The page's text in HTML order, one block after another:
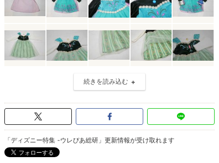
続きを読み込む
「ディズニー特集 -ウレぴあ総研」更新情報が受け取れます